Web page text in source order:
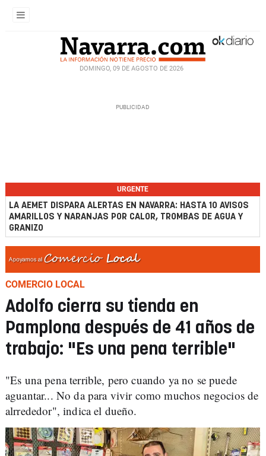
DOMINGO, 09 DE AGOSTO DE 2026
URGENTE
LA AEMET DISPARA ALERTAS EN NAVARRA: HASTA 10 AVISOS
AMARILLOS Y NARANJAS POR CALOR, TROMBAS DE AGUA Y
GRANIZO
COMERCIO LOCAL
Adolfo cierra su tienda en
Pamplona después de 41 años de
trabajo: "Es una pena terrible"
"Es una pena terrible, pero cuando ya no se puede
aguantar... No da para vivir como muchos negocios de
alrrededor", indica el dueño.